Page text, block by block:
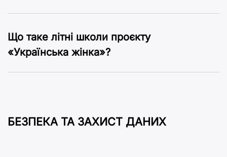
Що таке літні школи проєкту
«Українська жінка»?
БЕЗПЕКА ТА ЗАХИСТ ДАНИХ